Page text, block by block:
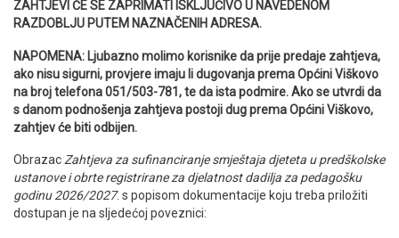
ZAHTJEVI ĆE SE ZAPRIMATI ISKLJUČIVO U NAVEDENOM
RAZDOBLJU PUTEM NAZNAČENIH ADRESA.
NAPOMENA: Ljubazno molimo korisnike da prije predaje zahtjeva,
ako nisu sigurni, provjere imaju li dugovanja prema Općini Viškovo
na broj telefona 051/503-781, te da ista podmire. Ako se utvrdi da
s danom podnošenja zahtjeva postoji dug prema Općini Viškovo,
zahtjev će biti odbijen.
ObrazacZahtjeva za sufinanciranje smještaja djeteta u predškolske
ustanove i obrte registrirane za djelatnost dadilja za pedagošku
godinu 2026/2027. s popisom dokumentacije koju treba priložiti
dostupan je na sljedećoj poveznici: